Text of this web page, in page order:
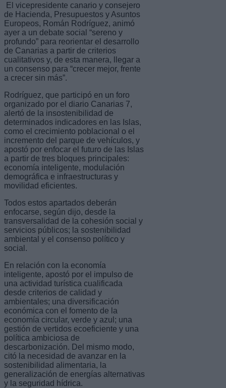
El vicepresidente canario y consejero
de Hacienda, Presupuestos y Asuntos
Europeos, Román Rodríguez, animó
ayer a un debate social “sereno y
profundo” para reorientar el desarrollo
de Canarias a partir de criterios
cualitativos y, de esta manera, llegar a
un consenso para “crecer mejor, frente
a crecer sin más”.
Rodríguez, que participó en un foro
organizado por el diario Canarias 7,
alertó de la insostenibilidad de
determinados indicadores en las Islas,
como el crecimiento poblacional o el
incremento del parque de vehículos, y
apostó por enfocar el futuro de las Islas
a partir de tres bloques principales:
economía inteligente, modulación
demográfica e infraestructuras y
movilidad eficientes.
Todos estos apartados deberán
enfocarse, según dijo, desde la
transversalidad de la cohesión social y
servicios públicos; la sostenibilidad
ambiental y el consenso político y
social.
En relación con la economía
inteligente, apostó por el impulso de
una actividad turística cualificada
desde criterios de calidad y
ambientales; una diversificación
económica con el fomento de la
economía circular, verde y azul; una
gestión de vertidos ecoeficiente y una
política ambiciosa de
descarbonización. Del mismo modo,
citó la necesidad de avanzar en la
sostenibilidad alimentaria, la
generalización de energías alternativas
y la seguridad hídrica.